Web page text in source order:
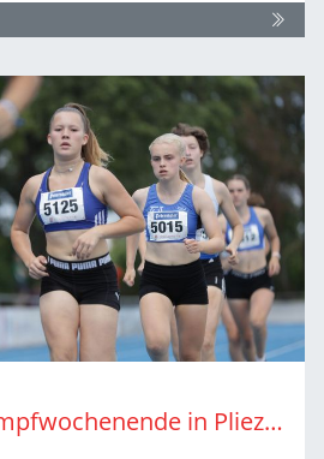
Heißes Mehrkampfwochenende in Pliezhausen mit Bestleistungen und spannenden Entscheidungen